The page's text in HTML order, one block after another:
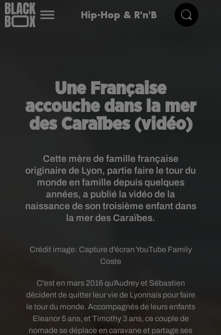
Hip-Hop & R'n'B
Une Française
accouche dans la mer
des Caraïbes (vidéo)
Cette mère de famille française
originaire de Lyon, partie faire le tour du
monde en famille depuis quelques
années, a publié la vidéo de la
naissance de son troisième enfant dans
la mer des Caraïbes.
Crédit image: Capture d'écran YouTube Family
Coste
C'est en mars 2016 qu'Audrey et Sébastien
décident de quitter leur vie de Lyonnais pour faire
le tour du monde. Accompagnés de leurs enfants
Eleanor 5 ans, et Timothy 3 ans, ce couple de
nomade se déplace en caravane et partage ses